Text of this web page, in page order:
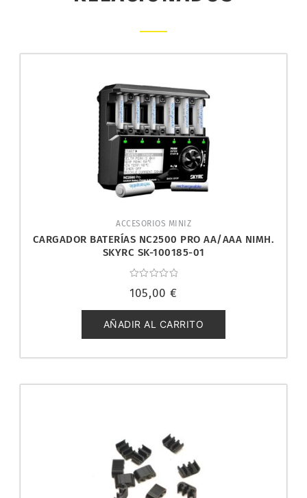
ACCESORIOS MINIZ
CARGADOR BATERÍAS NC2500 PRO AA/AAA NIMH.
SKYRC SK-100185-01
con
de
5
105,00 €
AÑADIR AL CARRITO